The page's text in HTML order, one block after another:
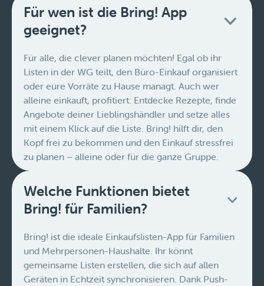
Für wen ist die Bring! App
geeignet?
Für alle, die clever planen möchten! Egal ob ihr
Listen in der WG teilt, den Büro-Einkauf organisiert
oder eure Vorräte zu Hause managt. Auch wer
alleine einkauft, profitiert: Entdecke Rezepte, finde
Angebote deiner Lieblingshändler und setze alles
mit einem Klick auf die Liste. Bring! hilft dir, den
Kopf frei zu bekommen und den Einkauf stressfrei
zu planen – alleine oder für die ganze Gruppe.
Welche Funktionen bietet
Bring! für Familien?
Bring! ist die ideale Einkaufslisten-App für Familien
und Mehrpersonen-Haushalte. Ihr könnt
gemeinsame Listen erstellen, die sich auf allen
Geräten in Echtzeit synchronisieren. Dank Push-